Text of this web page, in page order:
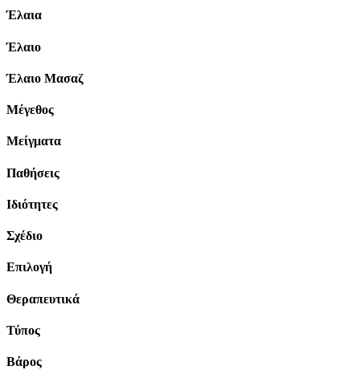
Έλαια
Έλαιο
Έλαιο Μασαζ
Μέγεθος
Μείγματα
Παθήσεις
Ιδιότητες
Σχέδιο
Επιλογή
Θεραπευτικά
Τύπος
Βάρος